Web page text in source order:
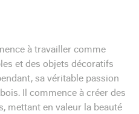
à travailler comme
et des objets décoratifs
sa véritable passion
Il commence à créer des
mettant en valeur la beauté